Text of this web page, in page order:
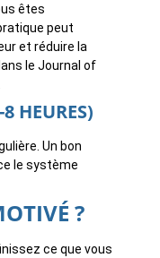
êtes
peut
et réduire la
le Journal of
HEURES)
Un bon
le système
?
ce que vous